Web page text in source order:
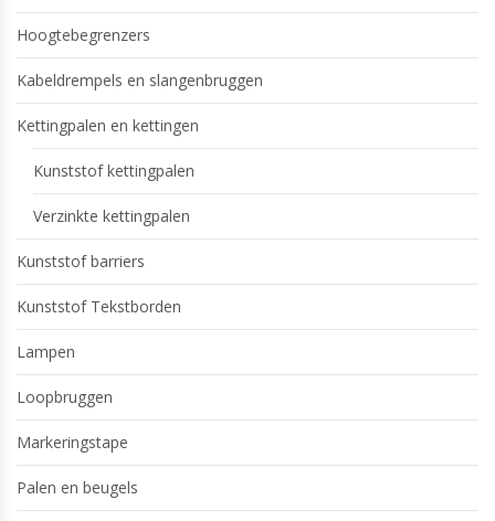
Hoogtebegrenzers
Kabeldrempels en slangenbruggen
Kettingpalen en kettingen
Kunststof kettingpalen
Verzinkte kettingpalen
Kunststof barriers
Kunststof Tekstborden
Lampen
Loopbruggen
Markeringstape
Palen en beugels